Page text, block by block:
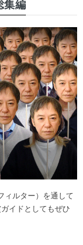
集編
ィルター）を通して
イドとしてもぜひ